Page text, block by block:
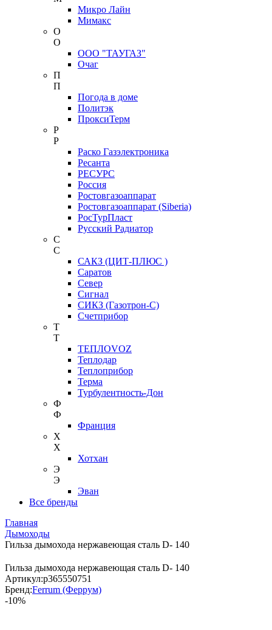
Микро Лайн
Мимакс
О
О
ООО "ТАУГАЗ"
Очаг
П
П
Погода в доме
Политэк
ПроксиТерм
Р
Р
Раско Газэлектроника
Ресанта
РЕСУРС
Россия
Ростовгазоаппарат
Ростовгазоаппарат (Siberia)
РосТурПласт
Русский Радиатор
С
С
САКЗ (ЦИТ-ПЛЮС )
Саратов
Север
Сигнал
СИКЗ (Газотрон-С)
Счетприбор
Т
Т
ТЕПЛОVOZ
Теплодар
Теплоприбор
Терма
Турбулентность-Дон
Ф
Ф
Франция
Х
Х
Хотхан
Э
Э
Эван
Все бренды
Главная
Дымоходы
Гильза дымохода нержавеющая сталь D- 140
Гильза дымохода нержавеющая сталь D- 140
Артикул:p365550751
Бренд:Ferrum (Феррум)
-10%